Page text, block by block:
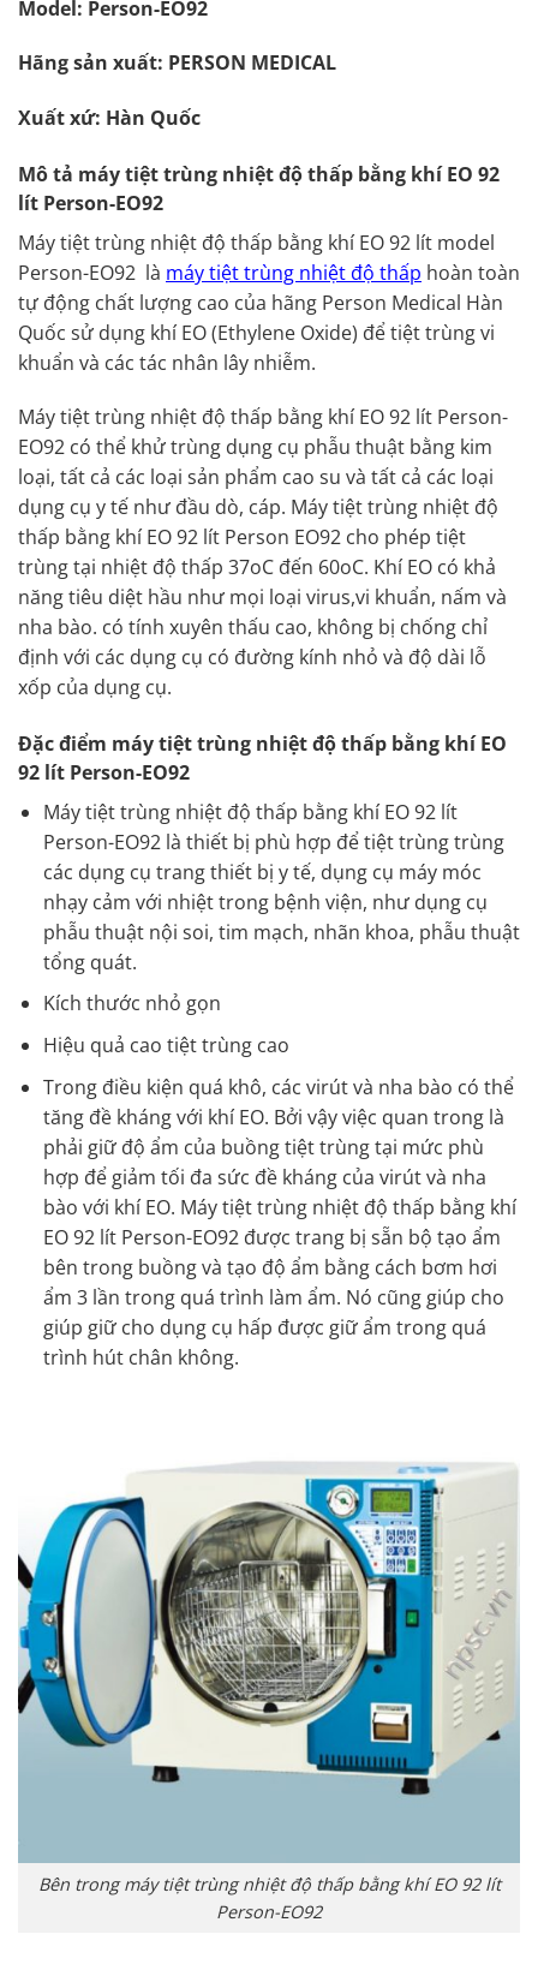
Model: Person-EO92
Hãng sản xuất: PERSON MEDICAL
Xuất xứ: Hàn Quốc
Mô tả máy tiệt trùng nhiệt độ thấp bằng khí EO 92
lít Person-EO92
Máy tiệt trùng nhiệt độ thấp bằng khí EO 92 lít model
Person-EO92 là máy tiệt trùng nhiệt độ thấp hoàn toàn
tự động chất lượng cao của hãng Person Medical Hàn
Quốc sử dụng khí EO (Ethylene Oxide) để tiệt trùng vi
khuẩn và các tác nhân lây nhiễm.
Máy tiệt trùng nhiệt độ thấp bằng khí EO 92 lít Person-
EO92 có thể khử trùng dụng cụ phẫu thuật bằng kim
loại, tất cả các loại sản phẩm cao su và tất cả các loại
dụng cụ y tế như đầu dò, cáp. Máy tiệt trùng nhiệt độ
thấp bằng khí EO 92 lít Person EO92 cho phép tiệt
trùng tại nhiệt độ thấp 37oC đến 60oC. Khí EO có khả
năng tiêu diệt hầu như mọi loại virus,vi khuẩn, nấm và
nha bào. có tính xuyên thấu cao, không bị chống chỉ
định với các dụng cụ có đường kính nhỏ và độ dài lỗ
xốp của dụng cụ.
Đặc điểm máy tiệt trùng nhiệt độ thấp bằng khí EO
92 lít Person-EO92
Máy tiệt trùng nhiệt độ thấp bằng khí EO 92 lít
Person-EO92 là thiết bị phù hợp để tiệt trùng trùng
các dụng cụ trang thiết bị y tế, dụng cụ máy móc
nhạy cảm với nhiệt trong bệnh viện, như dụng cụ
phẫu thuật nội soi, tim mạch, nhãn khoa, phẫu thuật
tổng quát.
Kích thước nhỏ gọn
Hiệu quả cao tiệt trùng cao
Trong điều kiện quá khô, các virút và nha bào có thể
tăng đề kháng với khí EO. Bởi vậy việc quan trong là
phải giữ độ ẩm của buồng tiệt trùng tại mức phù
hợp để giảm tối đa sức đề kháng của virút và nha
bào với khí EO. Máy tiệt trùng nhiệt độ thấp bằng khí
EO 92 lít Person-EO92 được trang bị sẵn bộ tạo ẩm
bên trong buồng và tạo độ ẩm bằng cách bơm hơi
ẩm 3 lần trong quá trình làm ẩm. Nó cũng giúp cho
giúp giữ cho dụng cụ hấp được giữ ẩm trong quá
trình hút chân không.
Bên trong máy tiệt trùng nhiệt độ thấp bằng khí EO 92 lít
Person-EO92